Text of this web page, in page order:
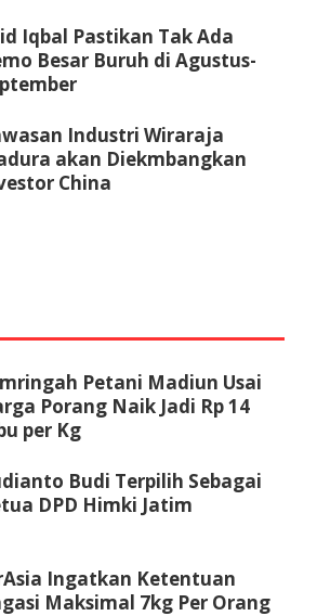
Iqbal Pastikan Tak Ada
Besar Buruh di Agustus-
Industri Wiraraja
akan Diekmbangkan
China
Petani Madiun Usai
Porang Naik Jadi Rp 14
per Kg
Budi Terpilih Sebagai
DPD Himki Jatim
Ingatkan Ketentuan
Maksimal 7kg Per Orang